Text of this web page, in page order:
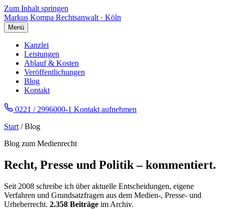
Zum Inhalt springen
Markus Kompa Rechtsanwalt · Köln
Menü
Kanzlei
Leistungen
Ablauf & Kosten
Veröffentlichungen
Blog
Kontakt
0221 / 2996000-1 Kontakt aufnehmen
Start / Blog
Blog zum Medienrecht
Recht, Presse und Politik – kommentiert.
Seit 2008 schreibe ich über aktuelle Entscheidungen, eigene
Verfahren und Grundsatzfragen aus dem Medien-, Presse- und
Urheberrecht. 2.358 Beiträge im Archiv.